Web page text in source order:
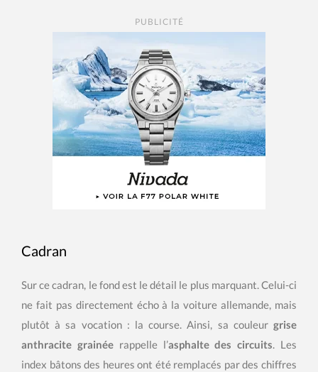
PUBLICITÉ
Cadran
Sur ce cadran, le fond est le détail le plus marquant. Celui-ci
ne fait pas directement écho à la voiture allemande, mais
plutôt à sa vocation : la course. Ainsi, sa couleur grise
anthracite grainéerappelle l’asphalte des circuits. Les
index bâtons des heures ont été remplacés par des chiffres